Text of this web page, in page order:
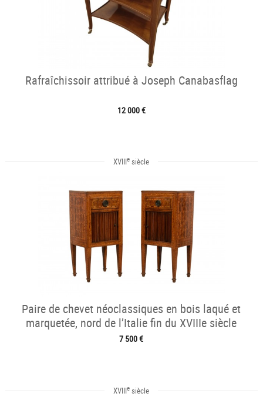
Rafraîchissoir attribué à Joseph Canabasflag
12 000 €
XVIIIe siècle
Paire de chevet néoclassiques en bois laqué et
marquetée, nord de l’Italie fin du XVIIIe siècle
7 500 €
XVIIIe siècle